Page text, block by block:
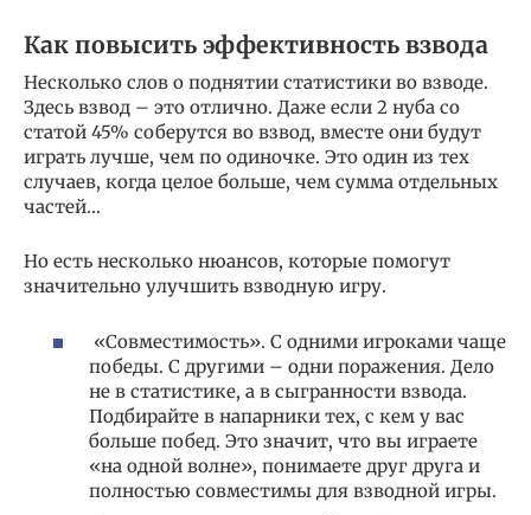
Как повысить эффективность взвода
Несколько слов о поднятии статистики во взводе.
Здесь взвод – это отлично. Даже если 2 нуба со
статой 45% соберутся во взвод, вместе они будут
играть лучше, чем по одиночке. Это один из тех
случаев, когда целое больше, чем сумма отдельных
частей…
Но есть несколько нюансов, которые помогут
значительно улучшить взводную игру.
«Совместимость». С одними игроками чаще
победы. С другими – одни поражения. Дело
не в статистике, а в сыгранности взвода.
Подбирайте в напарники тех, с кем у вас
больше побед. Это значит, что вы играете
«на одной волне», понимаете друг друга и
полностью совместимы для взводной игры.